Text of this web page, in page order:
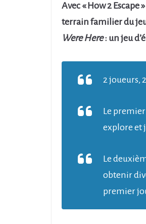
Avec « How 2
terrain familier du
Were Here: un jeu
2 joueurs,
Le
explore et
Le
obtenir
premier